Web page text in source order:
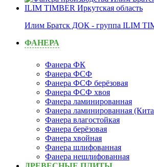
Илим Братск ДОК - группа ILIM
ФАНЕРА
Фанера ФК
Фанера ФСФ
Фанера ФСФ берёзовая
Фанера ФСФ хвоя
Фанера ламинированная
Фанера ламинированная
Фанера влагостойкая
Фанера берёзовая
Фанера хвойная
Фанера шлифованная
Фанера нешлифованная